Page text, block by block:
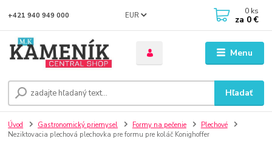
Menu
EUR
Hľadať
+421 940 949 000 0 ks
za 0 €
Úvod Gastronomický priemysel Formy na pečenie
Plechové
Neziktovacia plechová plechovka pre formu pre koláč Konighoffer